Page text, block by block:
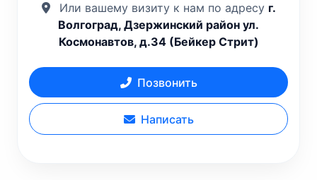
Или вашему визиту к нам по адресу г.
Волгоград, Дзержинский район ул.
Космонавтов, д.34 (Бейкер Стрит)
Позвонить
Написать